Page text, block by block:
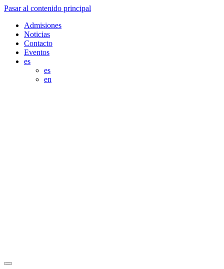
Pasar al contenido principal
Admisiones
Noticias
Contacto
Eventos
es
es
en